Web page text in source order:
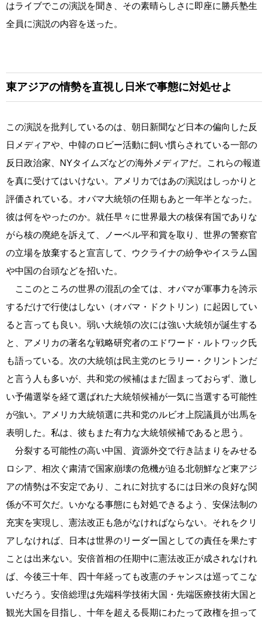
はライブでこの演説を聞き、その素晴らしさに即座に勝兵塾生
全員に演説の内容を送った。
東アジアの情勢を直視し日米で事態に対処せよ
この演説を批判しているのは、朝日新聞など日本の偏向した反
日メディアや、中韓のロビー活動に飼い慣らされている一部の
反日政治家、NYタイムズなどの海外メディアだ。これらの報道
を真に受けてはいけない。アメリカではあの演説はしっかりと
評価されている。オバマ大統領の任期もあと一年半となった。
彼は何をやったのか。就任早々に世界最大の核保有国でありな
がら核の廃絶を訴えて、ノーベル平和賞を取り、世界の警察官
の立場を放棄すると宣言して、ウクライナの紛争やイスラム国
や中国の台頭などを招いた。
ここのところの世界の混乱の全ては、オバマが軍事力を誇示
するだけで行使はしない（オバマ・ドクトリン）に起因してい
ると言っても良い。弱い大統領の次には強い大統領が誕生する
と、アメリカの著名な戦略研究者のエドワード・ルトワック氏
も語っている。次の大統領は民主党のヒラリー・クリントンだ
と言う人も多いが、共和党の候補はまだ固まっておらず、激し
い予備選挙を経て選ばれた大統領候補が一気に当選する可能性
が強い。アメリカ大統領選に共和党のルビオ上院議員が出馬を
表明した。私は、彼もまた有力な大統領候補であると思う。
分裂する可能性の高い中国、資源外交で行き詰まりをみせる
ロシア、相次ぐ粛清で国家崩壊の危機が迫る北朝鮮など東アジ
アの情勢は不安定であり、これに対抗するには日米の良好な関
係が不可欠だ。いかなる事態にも対処できるよう、安保法制の
充実を実現し、憲法改正も急がなければならない。それをクリ
アしなければ、日本は世界のリーダー国としての責任を果たす
ことは出来ない。安倍首相の任期中に憲法改正が成されなけれ
ば、今後三十年、四十年経っても改憲のチャンスは巡ってこな
いだろう。安倍総理は先端科学技術大国・先端医療技術大国と
観光大国を目指し、十年を超える長期にわたって政権を担って